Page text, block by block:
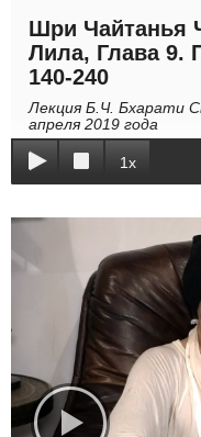
Шри Чайтанья
Лила, Глава 9.
140-240
Лекция Б.Ч. Бхарати
апреля 2019 года
1x